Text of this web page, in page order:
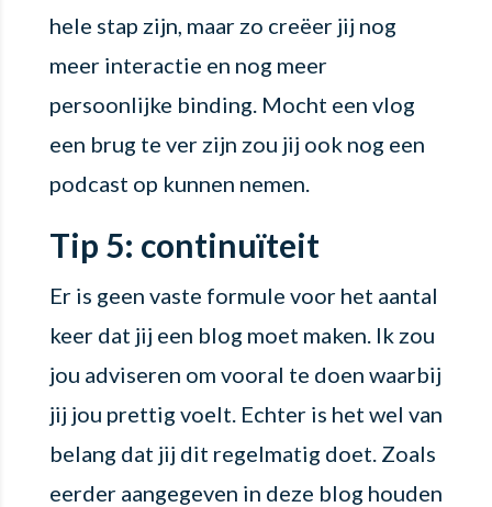
hele stap zijn, maar zo creëer jij nog
meer interactie en nog meer
persoonlijke binding. Mocht een vlog
een brug te ver zijn zou jij ook nog een
podcast op kunnen nemen.
Tip 5: continuïteit
Er is geen vaste formule voor het aantal
keer dat jij een blog moet maken. Ik zou
jou adviseren om vooral te doen waarbij
jij jou prettig voelt. Echter is het wel van
belang dat jij dit regelmatig doet. Zoals
eerder aangegeven in deze blog houden